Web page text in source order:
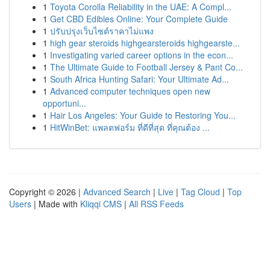
1 Toyota Corolla Reliability in the UAE: A Compl...
1 Get CBD Edibles Online: Your Complete Guide
1 ปรับปรุงเว็บไซต์ราคาไม่แพง
1 high gear steroids highgearsteroids highgearste...
1 Investigating varied career options in the econ...
1 The Ultimate Guide to Football Jersey & Pant Co...
1 South Africa Hunting Safari: Your Ultimate Ad...
1 Advanced computer techniques open new
opportuni...
1 Hair Los Angeles: Your Guide to Restoring You...
1 HitWinBet: แพลตฟอร์ม ที่ดีที่สุด ที่คุณต้อง ...
Copyright © 2026 | Advanced Search | Live | Tag Cloud | Top
Users | Made with Kliqqi CMS | All RSS Feeds